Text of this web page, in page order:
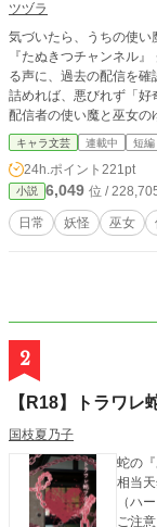
ツヅラ
気づいたら、うちの使い魔がバズって
『たぬきつチャンネル
る声に、過去の配信を確認して、確信する
詰めれば、悪びれず「好奇心
配信者の使い魔と巫女のゆる
―――――――― ＊キャラクター紹介＊ 御園生 瑞
神社の巫女のひとりで、
結局、監督を任されることになった。 白亜（ハクア
動画サイト『たぬきつ
いの登録者数がいる。 吽野（ウンノ） 鎹杜神社の使い魔・狛犬 飄々とした性格
で『たぬきつチャンネル
キャラ文芸 連載中 短編
24h.ポイント 221pt
小説 6,049 位 /
日常 妖怪 巫女
2
【R18】トラワレ
国枝夏乃子
蛇の
相当天
（ハ
ご注